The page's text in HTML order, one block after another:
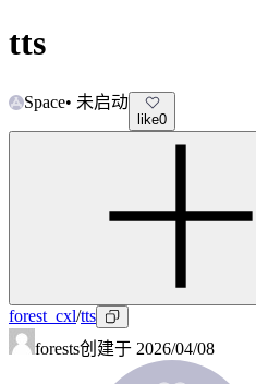
tts
Space• 未启动
like0
forest_cxl/tts
forests创建于 2026/04/08